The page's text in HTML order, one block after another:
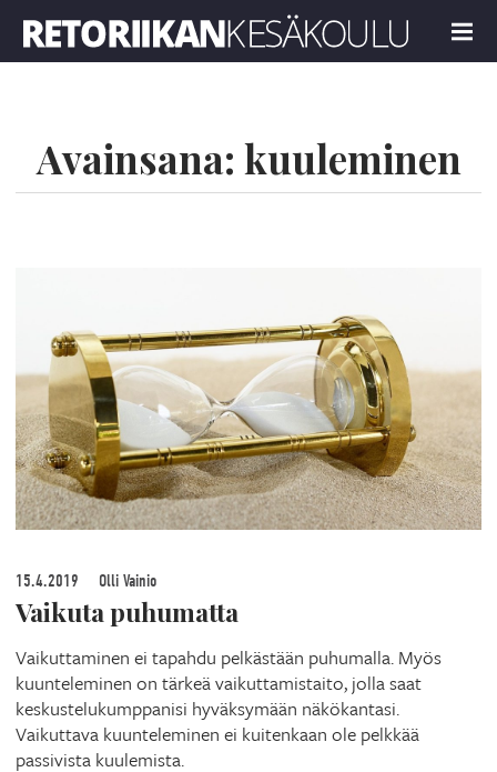
MENU
Avainsana: kuuleminen
15.4.2019 Olli Vainio
Vaikuta puhumatta
Vaikuttaminen ei tapahdu pelkästään puhumalla. Myös
kuunteleminen on tärkeä vaikuttamistaito, jolla saat
keskustelukumppanisi hyväksymään näkökantasi.
Vaikuttava kuunteleminen ei kuitenkaan ole pelkkää
passivista kuulemista.